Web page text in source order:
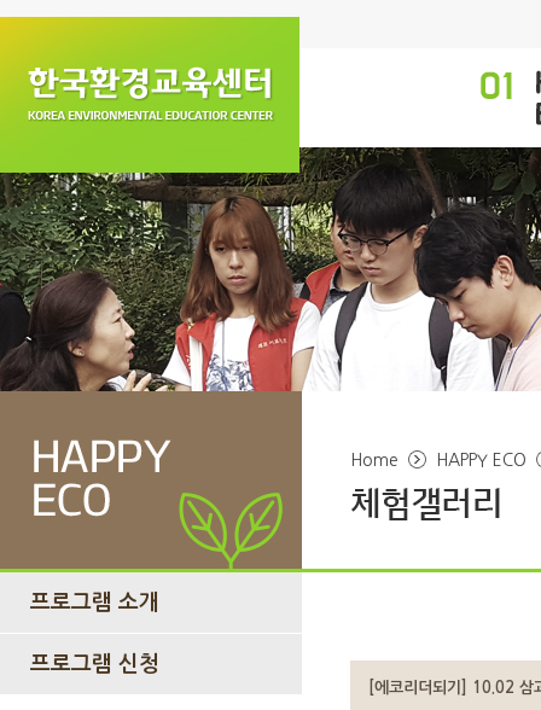
프로그램 소개
프로그램 신청
Home HAPPY ECO
[에코리더되기] 10.02 삼